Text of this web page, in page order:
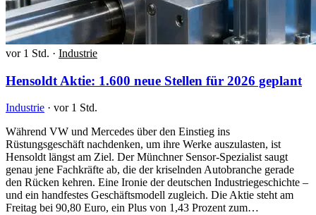
vor 1 Std. · Industrie
Hensoldt Aktie: 1.600 neue Stellen für 2026 geplant
Industrie · vor 1 Std.
Während VW und Mercedes über den Einstieg ins
Rüstungsgeschäft nachdenken, um ihre Werke auszulasten, ist
Hensoldt längst am Ziel. Der Münchner Sensor-Spezialist saugt
genau jene Fachkräfte ab, die der kriselnden Autobranche gerade
den Rücken kehren. Eine Ironie der deutschen Industriegeschichte –
und ein handfestes Geschäftsmodell zugleich. Die Aktie steht am
Freitag bei 90,80 Euro, ein Plus von 1,43 Prozent zum…